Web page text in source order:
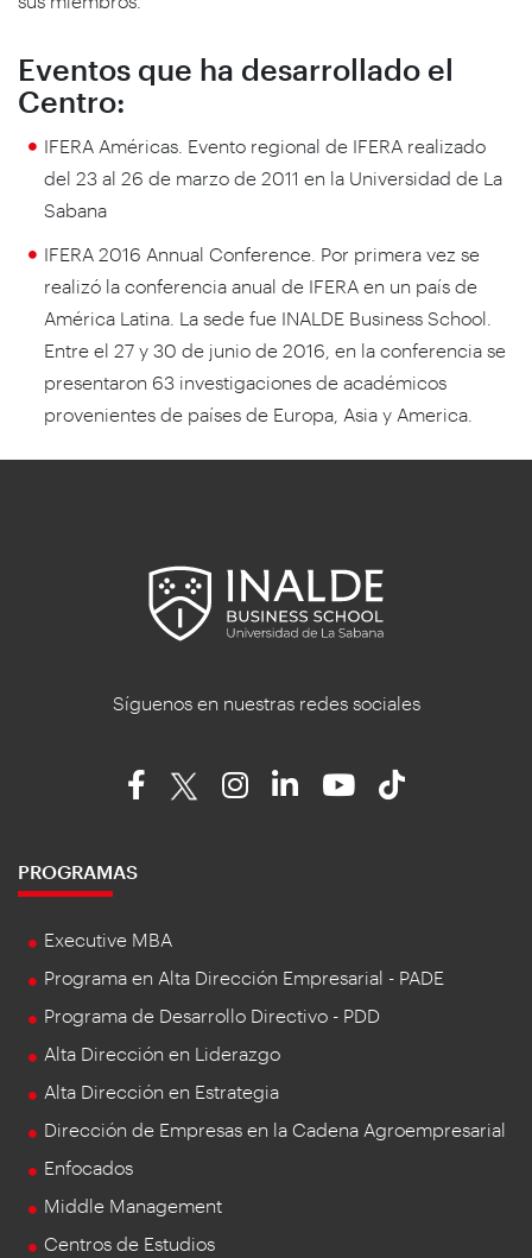
Eventos que ha desarrollado el
Centro:
IFERA Américas. Evento regional de IFERA realizado
del 23 al 26 de marzo de 2011 en la Universidad de La
Sabana
IFERA 2016 Annual Conference. Por primera vez se
realizó la conferencia anual de IFERA en un país de
América Latina. La sede fue INALDE Business School.
Entre el 27 y 30 de junio de 2016, en la conferencia se
presentaron 63 investigaciones de académicos
provenientes de países de Europa, Asia y America.
Síguenos en nuestras redes sociales
PROGRAMAS
Executive MBA
Programa en Alta Dirección Empresarial - PADE
Programa de Desarrollo Directivo - PDD
Alta Dirección en Liderazgo
Alta Dirección en Estrategia
Dirección de Empresas en la Cadena Agroempresarial
Enfocados
Middle Management
Centros de Estudios